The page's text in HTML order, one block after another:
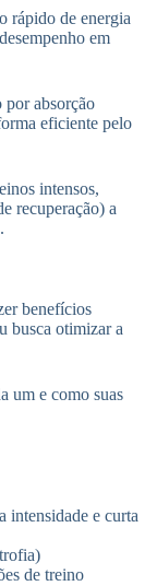
rápido de energia
em
por absorção
eficiente pelo
intensos,
recuperação) a
benefícios
busca otimizar a
um e como suas
intensidade e curta
de treino